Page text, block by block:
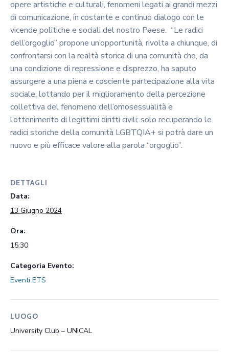
opere artistiche e culturali, fenomeni legati ai grandi mezzi
di comunicazione, in costante e continuo dialogo con le
vicende politiche e sociali del nostro Paese. “Le radici
dell’orgoglio” propone un’opportunità, rivolta a chiunque, di
confrontarsi con la realtà storica di una comunità che, da
una condizione di repressione e disprezzo, ha saputo
assurgere a una piena e cosciente partecipazione alla vita
sociale, lottando per il miglioramento della percezione
collettiva del fenomeno dell’omosessualità e
l’ottenimento di legittimi diritti civili: solo recuperando le
radici storiche della comunità LGBTQIA+ si potrà dare un
nuovo e più efficace valore alla parola “orgoglio”.
DETTAGLI
Data:
13 Giugno 2024
Ora:
15:30
Categoria Evento:
Eventi ETS
LUOGO
University Club – UNICAL